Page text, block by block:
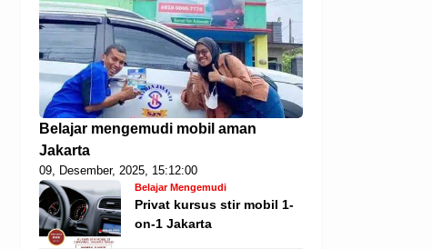
Belajar mengemudi mobil aman
Jakarta
09, Desember, 2025, 15:12:00
Belajar Mengemudi
Privat kursus stir mobil 1-
on-1 Jakarta